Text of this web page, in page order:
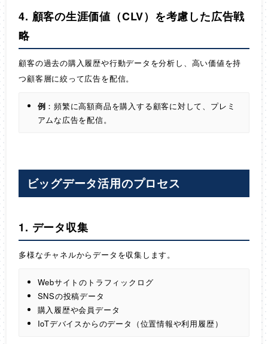
4. 顧客の生涯価値（CLV）を考慮した広告戦
略
顧客の過去の購入履歴や行動データを分析し、高い価値を持
つ顧客層に絞って広告を配信。
例 ：頻繁に高額商品を購入する顧客に対して、プレミ
アムな広告を配信。
ビッグデータ活用のプロセス
1. データ収集
多様なチャネルからデータを収集します。
Webサイトのトラフィックログ
SNSの投稿データ
購入履歴や会員データ
IoTデバイスからのデータ（位置情報や利用履歴）